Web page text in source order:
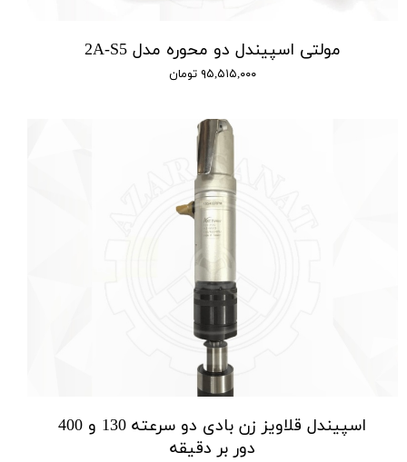
مولتی اسپیندل دو محوره مدل 2A-S5
۹۵,۵۱۵,۰۰۰ تومان
اسپیندل قلاویز زن بادی دو سرعته 130 و 400
دور بر دقیقه